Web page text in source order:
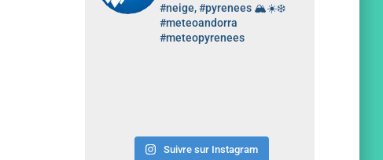
#neige, #pyrenees 🏔️☀️❄️
#meteoandorra
#meteopyrenees
Suivre sur Instagram